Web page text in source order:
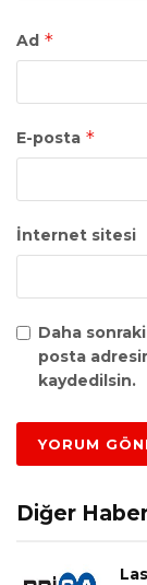
Ad *
E-posta *
İnternet sitesi
Daha
posta
kaydedilsin.
Diğer